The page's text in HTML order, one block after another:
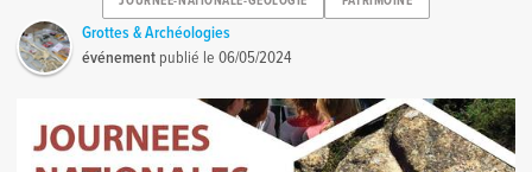
Grottes & Archéologies
événement publié le06/05/2024